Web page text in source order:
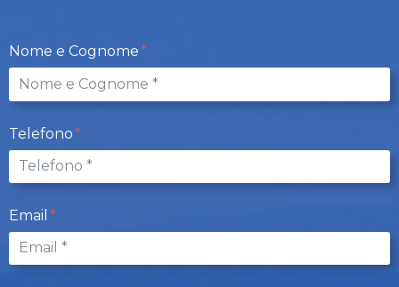
Nome e Cognome
Telefono
Email